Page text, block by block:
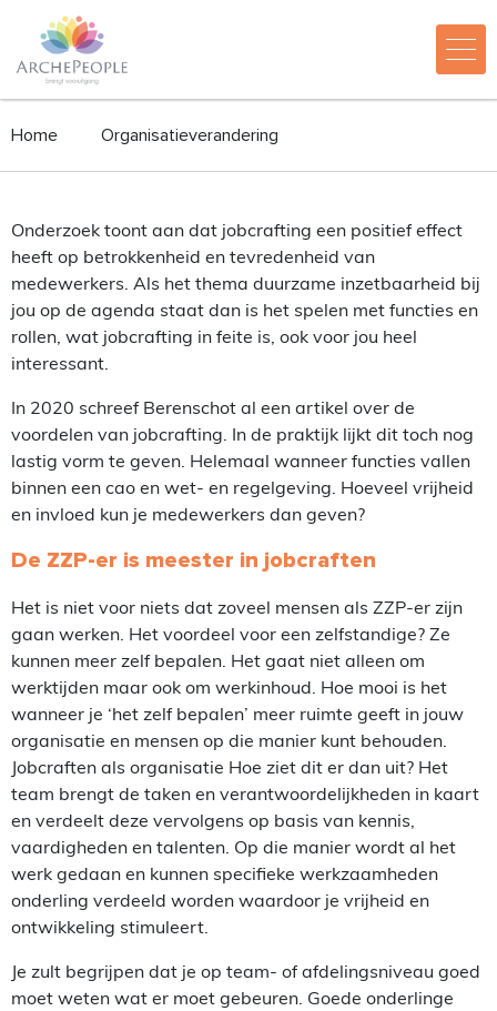
Home Organisatieverandering
Onderzoek toont aan dat jobcrafting een positief effect
heeft op betrokkenheid en tevredenheid van
medewerkers. Als het thema duurzame inzetbaarheid bij
jou op de agenda staat dan is het spelen met functies en
rollen, wat jobcrafting in feite is, ook voor jou heel
interessant.
In 2020 schreef Berenschot al een artikel over de
voordelen van jobcrafting. In de praktijk lijkt dit toch nog
lastig vorm te geven. Helemaal wanneer functies vallen
binnen een cao en wet- en regelgeving. Hoeveel vrijheid
en invloed kun je medewerkers dan geven?
De ZZP-er is meester in jobcraften
Het is niet voor niets dat zoveel mensen als ZZP-er zijn
gaan werken. Het voordeel voor een zelfstandige? Ze
kunnen meer zelf bepalen. Het gaat niet alleen om
werktijden maar ook om werkinhoud. Hoe mooi is het
wanneer je ‘het zelf bepalen’ meer ruimte geeft in jouw
organisatie en mensen op die manier kunt behouden.
Jobcraften als organisatie Hoe ziet dit er dan uit? Het
team brengt de taken en verantwoordelijkheden in kaart
en verdeelt deze vervolgens op basis van kennis,
vaardigheden en talenten. Op die manier wordt al het
werk gedaan en kunnen specifieke werkzaamheden
onderling verdeeld worden waardoor je vrijheid en
ontwikkeling stimuleert.
Je zult begrijpen dat je op team- of afdelingsniveau goed
moet weten wat er moet gebeuren. Goede onderlinge